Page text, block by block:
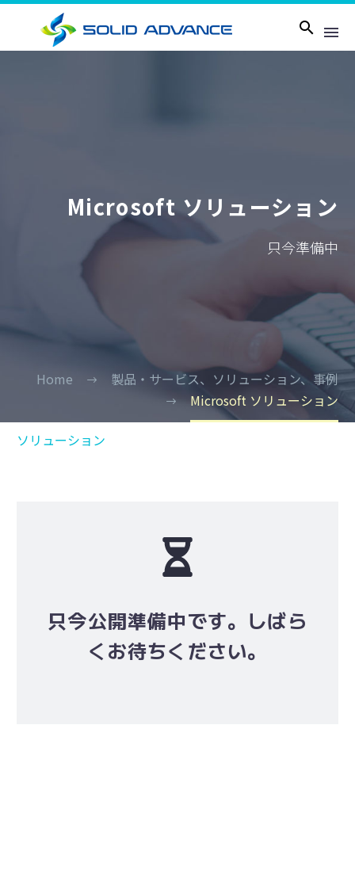
Microsoft ソリューション
只今準備中
Home
製品・サービス、ソリューション、事例
Microsoft ソリューション
ソリューション
只今公開準備中です。しばら
くお待ちください。